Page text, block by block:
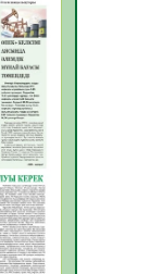
33
34